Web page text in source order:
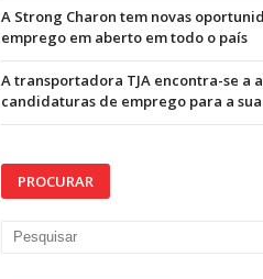
A Strong Charon tem novas
emprego em aberto em todo o país
A transportadora TJA encontra-se a
candidaturas de emprego para a
PROCURAR